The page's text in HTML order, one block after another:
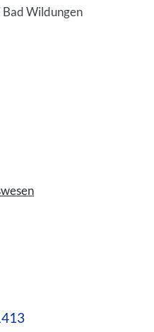
VCARD
Wildungen